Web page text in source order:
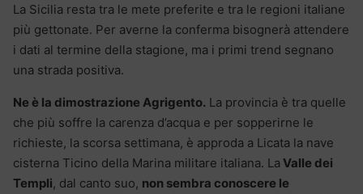
La Sicilia resta tra le mete preferite e tra le regioni italiane
più gettonate. Per averne la conferma bisognerà attendere
i dati al termine della stagione, ma i primi trend segnano
una strada positiva.
Ne è la dimostrazione Agrigento. La provincia è tra quelle
che più soffre la carenza d’acqua e per sopperirne le
richieste, la scorsa settimana, è approda a Licata la nave
cisterna Ticino della Marina militare italiana. La Valle dei
Templi, dal canto suo, non sembra conoscere le